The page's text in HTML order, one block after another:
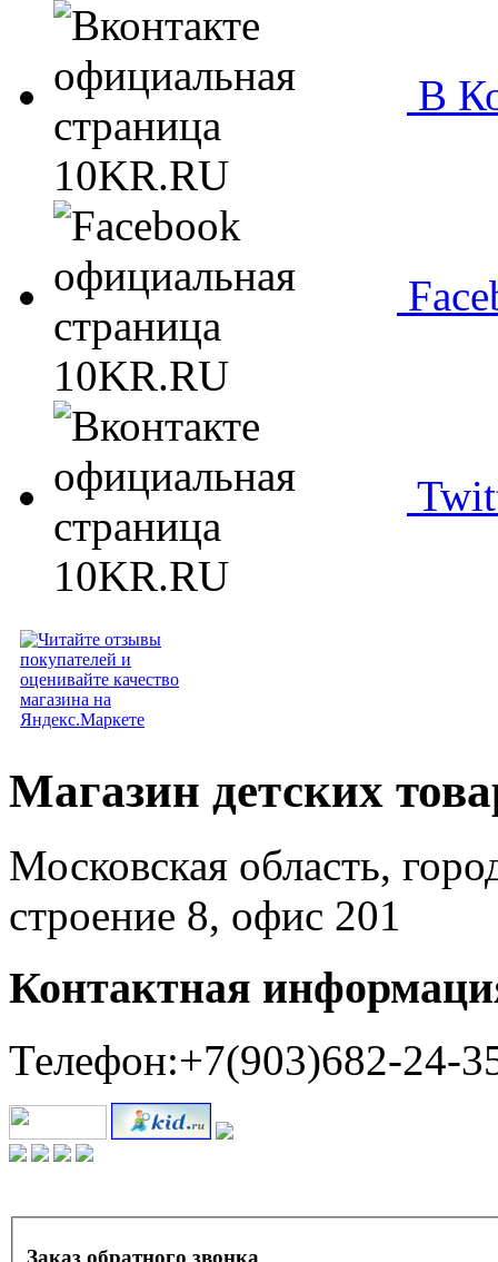
В
Магазин детских
Московская область,
строение 8, офис 201
Контактная
Телефон:+7(903)682-24-
Заказ обратного звонка